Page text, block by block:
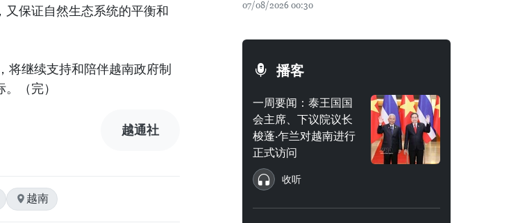
又保证自然生态系统的平衡和
将继续支持和陪伴越南政府制
（完）
越通社
越南
07/08/2026 00:30
播客
一周要闻：泰王国国
会主席、下议院议长
梭蓬·乍兰对越南进行
正式访问
收听